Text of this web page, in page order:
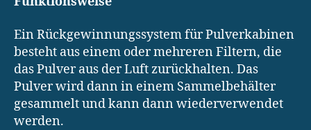
Ein Rückgewinnungssystem für Pulverkabinen
besteht aus einem oder mehreren Filtern, die
das Pulver aus der Luft zurückhalten. Das
Pulver wird dann in einem Sammelbehälter
gesammelt und kann dann wiederverwendet
werden.